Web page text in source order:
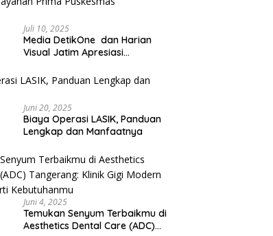
Juli 10, 2025
Media DetikOne dan Harian
Visual Jatim Apresiasi
Bangsalsari
Juni 20, 2025
Biaya Operasi LASIK, Panduan
Lengkap dan Manfaatnya
Juni 4, 2025
Temukan Senyum Terbaikmu di
Aesthetics Dental Care (ADC)